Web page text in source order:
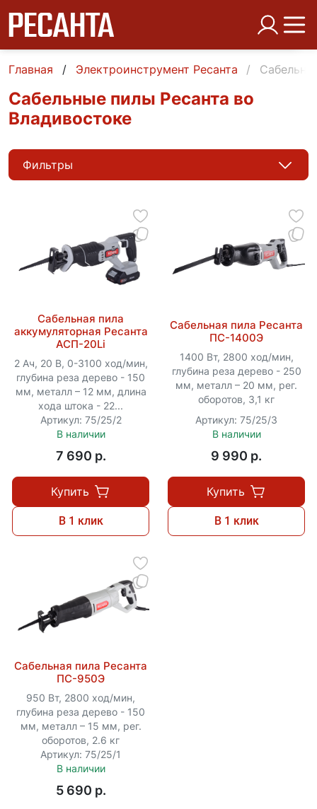
Главная Электроинструмент Ресанта
Сабельные пилы Ресанта во
Владивостоке
Фильтры
Сабельная пила
аккумуляторная Ресанта
АСП-20Li
2 Ач, 20 В, 0-3100 ход/мин,
глубина реза дерево - 150
мм, металл – 12 мм, длина
хода штока - 22...
Артикул: 75/25/2
В наличии
7 690 p.
Купить
В 1 клик
Сабельная пила Ресанта
ПС-1400Э
1400 Вт, 2800 ход/мин,
глубина реза дерево - 250
мм, металл – 20 мм, рег.
оборотов, 3,1 кг
Артикул: 75/25/3
В наличии
9 990 p.
Купить
В 1 клик
Сабельная пила Ресанта
ПС-950Э
950 Вт, 2800 ход/мин,
глубина реза дерево - 150
мм, металл – 15 мм, рег.
оборотов, 2.6 кг
Артикул: 75/25/1
В наличии
5 690 p.